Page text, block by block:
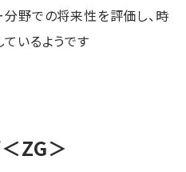
野での将来性を評価し、時
いるようです
＜ZG＞